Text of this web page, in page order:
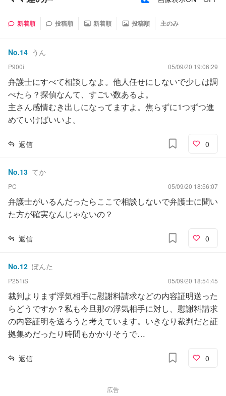
新着順 投稿順 新着順 投稿順 主のみ
No.14 うん
P900i 05/09/20 19:06:29
弁護士にすべて相談しなよ。他人任せにしないで少しは調
べたら？探偵なんて、すごい数あるよ。
主さん感情むき出しになってますよ。焦らずに1つずつ進
めていけばいいよ。
返信 0
No.13 てか
PC 05/09/20 18:56:07
弁護士がいるんだったらここで相談しないで弁護士に聞い
た方が確実なんじゃないの？
返信 0
No.12 ぽんた
P251iS 05/09/20 18:54:45
裁判よりまず浮気相手に慰謝料請求などの内容証明送った
らどうですか？私も今旦那の浮気相手に対し、慰謝料請求
の内容証明を送ろうと考えています。いきなり裁判だと証
拠集めだったり時間もかかりそうで…
返信 0
広告